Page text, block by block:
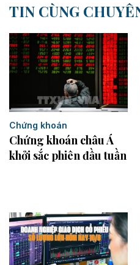
TIN CÙNG
Chứng khoán
Chứng khoán châu Á
khởi sắc phiên đầu tuần